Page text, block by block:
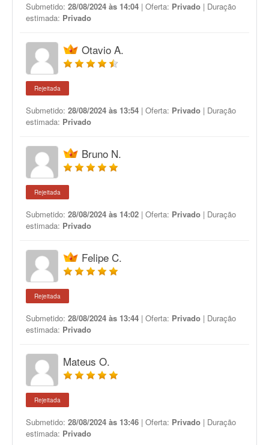
Submetido: 28/08/2024 às 14:04 | Oferta: Privado | Duração
estimada: Privado
Otavio A.
Rejeitada
Submetido: 28/08/2024 às 13:54 | Oferta: Privado | Duração
estimada: Privado
Bruno N.
Rejeitada
Submetido: 28/08/2024 às 14:02 | Oferta: Privado | Duração
estimada: Privado
Felipe C.
Rejeitada
Submetido: 28/08/2024 às 13:44 | Oferta: Privado | Duração
estimada: Privado
Mateus O.
Rejeitada
Submetido: 28/08/2024 às 13:46 | Oferta: Privado | Duração
estimada: Privado